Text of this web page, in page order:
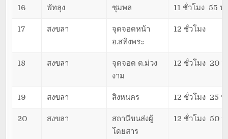
16 พัทลุง ชุมพล 11 ชั่วโมง 55 น
17 สงขลา
จุดจอดหน้า
อ.สทิงพระ
12 ชั่วโมง
18 สงขลา
จุดจอด ต.ม่วง
งาม
12 ชั่วโมง 20
19 สงขลา สิงหนคร 12 ชั่วโมง 25 น
20 สงขลา
สถานีขนส่งผู้
โดยสาร
12 ชั่วโมง 50